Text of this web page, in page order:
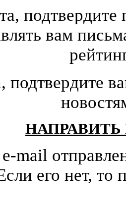
вам
подтвердите
mail
его нет,